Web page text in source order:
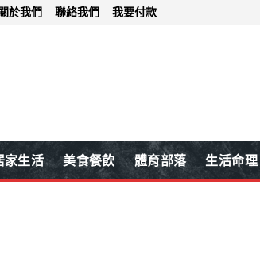
關於我們 聯絡我們 我要付款
家生活 美食餐飲 體育部落 生活命理